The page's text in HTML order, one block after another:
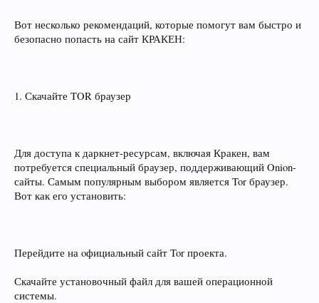
Вот несколько рекомендаций, которые помогут вам быстро и
безопасно попасть на сайт КРАКЕН:
1. Скачайте TOR браузер
Для доступа к даркнет-ресурсам, включая Кракен, вам
потребуется специальный браузер, поддерживающий Onion-
сайты. Самым популярным выбором является Tor браузер.
Вот как его установить:
Перейдите на oфициальный сайт Tor проекта.
Скачайте установочный файл для вашей операционной
системы.